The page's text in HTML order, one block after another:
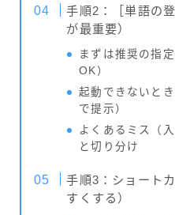
手順2：［単語の
が最重要）
まずは推奨の指
OK）
起動できないと
で提示）
よくあるミス（
と切り分け
手順3：ショート
すくする）